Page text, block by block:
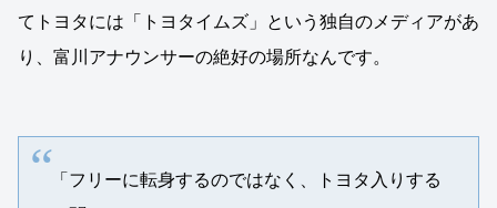
てトヨタには「トヨタイムズ」という独自のメディアがあ
り、富川アナウンサーの絶好の場所なんです。
「フリーに転身するのではなく、トヨタ入りする